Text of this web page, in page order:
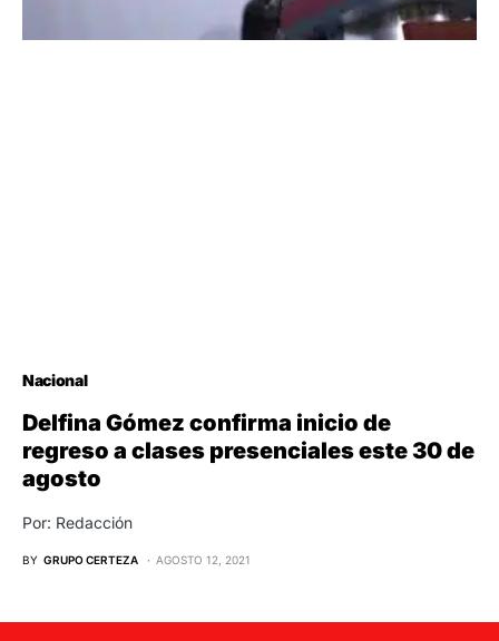
Nacional
Delfina Gómez confirma inicio de
regreso a clases presenciales este 30 de
agosto
Por: Redacción
BY GRUPO CERTEZA AGOSTO 12, 2021